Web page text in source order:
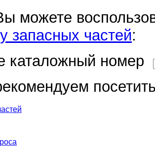
можете
запасных частей:
каталожный номер